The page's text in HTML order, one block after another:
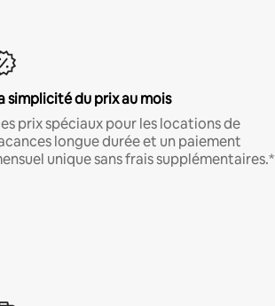
simplicité du prix au mois
prix spéciaux pour les locations de
longue durée et un paiement
unique sans frais supplémentaires.*